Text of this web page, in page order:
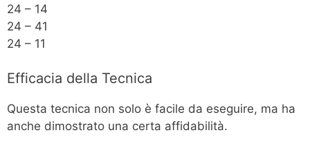
24 – 14
24 – 41
24 – 11
Efficacia della Tecnica
Questa tecnica non solo è facile da eseguire, ma ha
anche dimostrato una certa affidabilità.